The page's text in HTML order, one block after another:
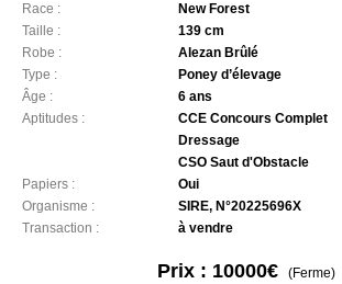
Race :
New Forest
Taille :
139 cm
Robe :
Alezan Brûlé
Type :
Poney d’élevage
Âge :
6 ans
Aptitudes :
CCE Concours Complet
Dressage
CSO Saut d'Obstacle
Papiers :
Oui
Organisme :
SIRE, N°20225696X
Transaction :
à vendre
Prix : 10000€(Ferme)